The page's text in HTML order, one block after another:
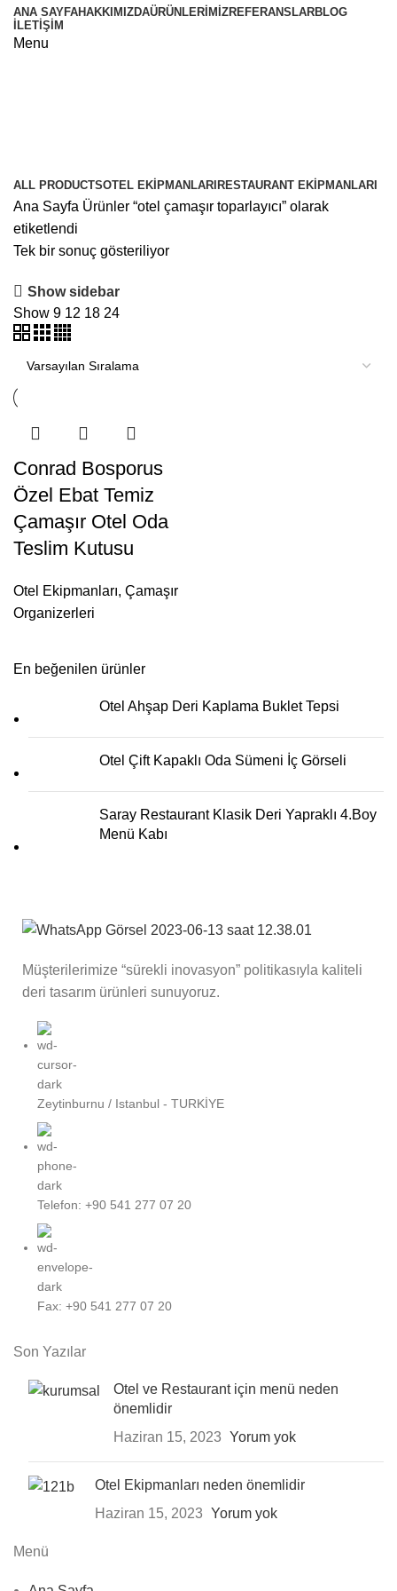
ANA SAYFAHAKKIMIZDAÜRÜNLERIMIZREFERANSLARBLOG
İLETIŞIM
Menu
ALL PRODUCTSOTEL EKIPMANLARI RESTAURANT EKIPMANLARI
En beğenilen ürünler
Otel Ahşap Deri Kaplama Buklet Tepsi
Otel Çift Kapaklı Oda Sümeni İç Görseli
Saray Restaurant Klasik Deri Yapraklı 4.Boy
Menü Kabı
Ana Sayfa Ürünler “otel çamaşır toparlayıcı” olarak
etiketlendi
Tek bir sonuç gösteriliyor
Show sidebar
Show 9 12 18 24
Conrad Bosporus
Özel Ebat Temiz
Çamaşır Otel Oda
Teslim Kutusu
Otel Ekipmanları, Çamaşır
Organizerleri
Müşterilerimize “sürekli inovasyon” politikasıyla kaliteli
deri tasarım ürünleri sunuyoruz.
Zeytinburnu / Istanbul - TURKİYE
Telefon: +90 541 277 07 20
Fax: +90 541 277 07 20
Son Yazılar
Otel ve Restaurant için menü neden
önemlidir
Haziran 15, 2023 Yorum yok
Otel Ekipmanları neden önemlidir
Haziran 15, 2023 Yorum yok
Menü